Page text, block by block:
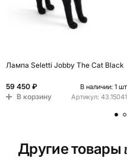
Лампа Seletti Jobby The Cat Black
59 450 ₽ В наличии: 1 шт
В корзину Артикул: 43.15041
Другие товары